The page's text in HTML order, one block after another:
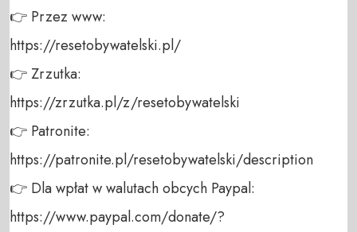
👉 Przez www:
https://resetobywatelski.pl/
👉 Zrzutka:
https://zrzutka.pl/z/resetobywatelski
👉 Patronite:
https://patronite.pl/resetobywatelski/description
👉 Dla wpłat w walutach obcych Paypal:
https://www.paypal.com/donate/?